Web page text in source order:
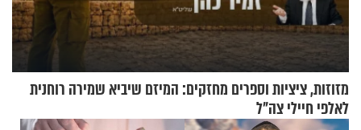
מזוזות, ציציות וספרים מחזקים: המיזם שיביא שמירה רוחנית
לאלפי חיילי צה"ל